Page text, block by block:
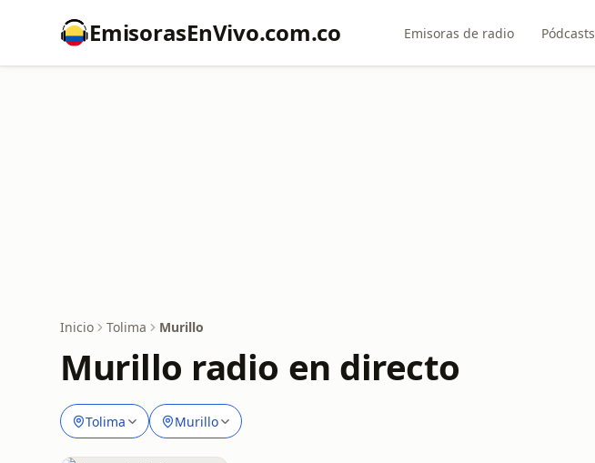
EmisorasEnVivo.com.co Emisoras de radio Pódcasts
Inicio Tolima Murillo
Murillo radio en directo
Tolima Murillo